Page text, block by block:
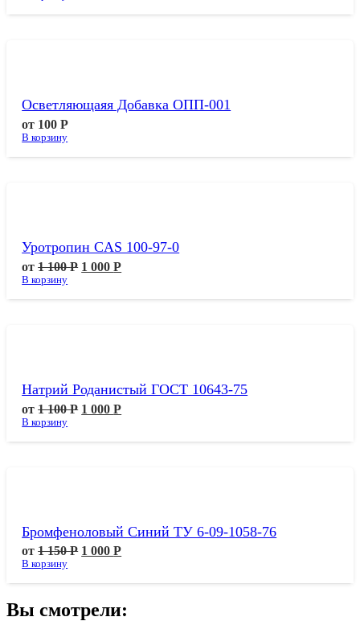
Осветляющаяя Добавка ОПП-001
от 100Р
В корзину
Уротропин CAS 100-97-0
от1 100Р 1 000Р
В корзину
Натрий Роданистый ГОСТ 10643-75
от1 100Р 1 000Р
В корзину
Бромфеноловый Синий ТУ 6-09-1058-76
от1 150Р 1 000Р
В корзину
Вы смотрели: